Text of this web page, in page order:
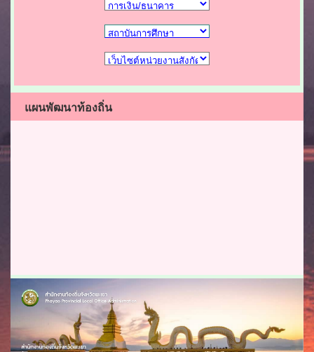
แผนพัฒนาท้องถิ่น